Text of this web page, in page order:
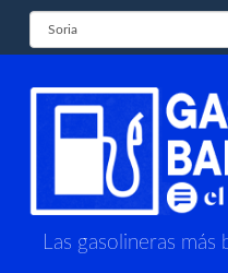
Las gasolineras más